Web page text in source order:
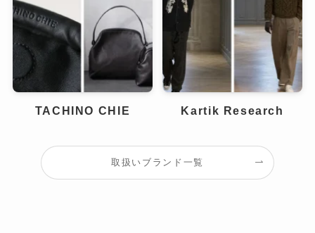
TACHINO CHIE Kartik Research
取扱いブランド一覧